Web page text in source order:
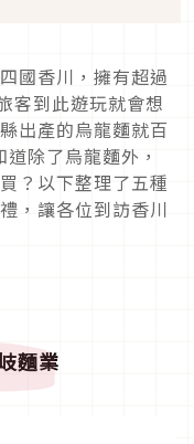
國香川，擁有超過
客到此遊玩就會想
出產的烏龍麵就百
除了烏龍麵外，
？以下整理了五種
，讓各位到訪香川
麵業